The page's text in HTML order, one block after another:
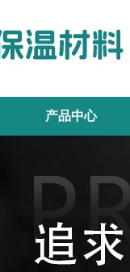
产品中心